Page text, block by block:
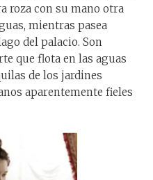
roza con su mano otra
mientras pasea
del palacio. Son
que flota en las aguas
de los jardines
aparentemente fieles